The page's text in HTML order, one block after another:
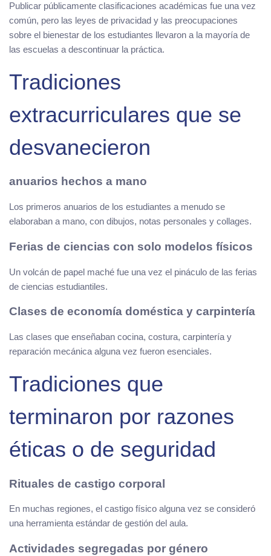
Publicar públicamente clasificaciones académicas fue una vez
común, pero las leyes de privacidad y las preocupaciones
sobre el bienestar de los estudiantes llevaron a la mayoría de
las escuelas a descontinuar la práctica.
Tradiciones
extracurriculares que se
desvanecieron
anuarios hechos a mano
Los primeros anuarios de los estudiantes a menudo se
elaboraban a mano, con dibujos, notas personales y collages.
Ferias de ciencias con solo modelos físicos
Un volcán de papel maché fue una vez el pináculo de las ferias
de ciencias estudiantiles.
Clases de economía doméstica y carpintería
Las clases que enseñaban cocina, costura, carpintería y
reparación mecánica alguna vez fueron esenciales.
Tradiciones que
terminaron por razones
éticas o de seguridad
Rituales de castigo corporal
En muchas regiones, el castigo físico alguna vez se consideró
una herramienta estándar de gestión del aula.
Actividades segregadas por género